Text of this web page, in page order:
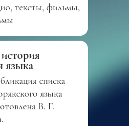
тексты, фильмы,
языка
списка
языка
В. Г.